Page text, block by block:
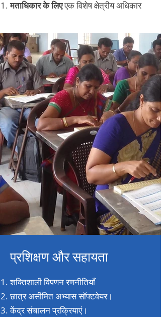
मताधिकार के लिएएक विशेष क्षेत्रीय अधिकार
प्रशिक्षण और सहायता
शक्तिशाली विपणन रणनीतियाँ
छात्र असीमित अभ्यास सॉफ्टवेयर।
केंद्र संचालन प्रक्रियाएं।